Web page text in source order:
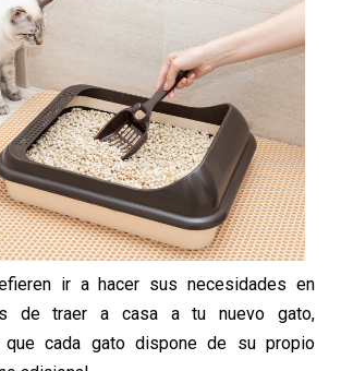
ir a hacer sus necesidades en
de traer a casa a tu nuevo gato,
que cada gato dispone de su propio